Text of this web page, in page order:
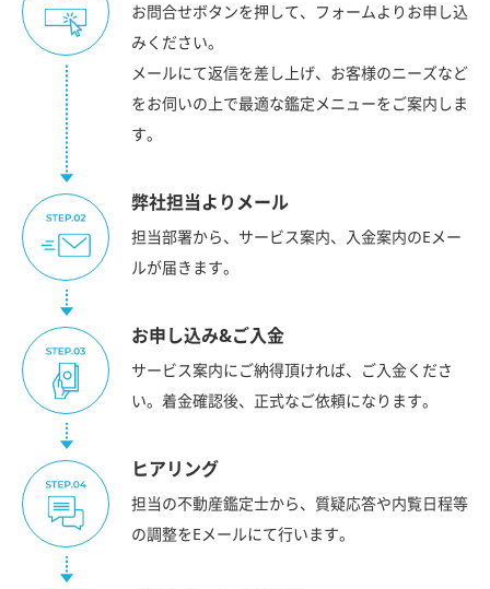
お問合せボタンを押して、フォームよりお申し込
みください。
メールにて返信を差し上げ、お客様のニーズなど
をお伺いの上で最適な鑑定メニューをご案内しま
す。
弊社担当よりメール
担当部署から、サービス案内、入金案内のEメー
ルが届きます。
お申し込み&ご入金
サービス案内にご納得頂ければ、ご入金くださ
い。着金確認後、正式なご依頼になります。
ヒアリング
担当の不動産鑑定士から、質疑応答や内覧日程等
の調整をEメールにて行います。